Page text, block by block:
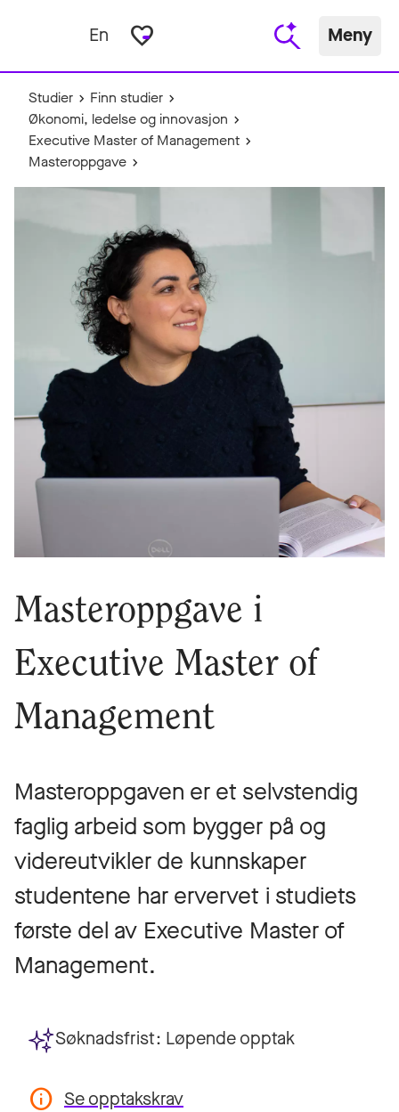
En favorite_border Meny
Studier
Finn studier
Økonomi, ledelse og innovasjon
Executive Master of Management
Masteroppgave
Masteroppgave i
Executive Master of
Management
Masteroppgaven er et selvstendig
faglig arbeid som bygger på og
videreutvikler de kunnskaper
studentene har ervervet i studiets
første del av Executive Master of
Management.
Søknadsfrist: Løpende opptak
Se opptakskrav